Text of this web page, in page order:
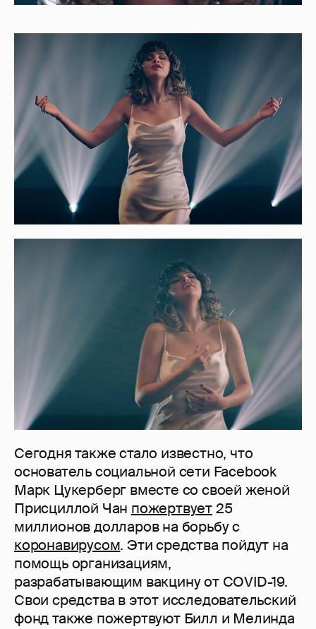
Сегодня также стало известно, что
основатель социальной сети Facebook
Марк Цукерберг вместе со своей женой
Присциллой Чан пожертвует25
миллионов долларов на борьбу с
коронавирусом. Эти средства пойдут на
помощь организациям,
разрабатывающим вакцину от COVID-19.
Свои средства в этот исследовательский
фонд также пожертвуют Билл и Мелинда